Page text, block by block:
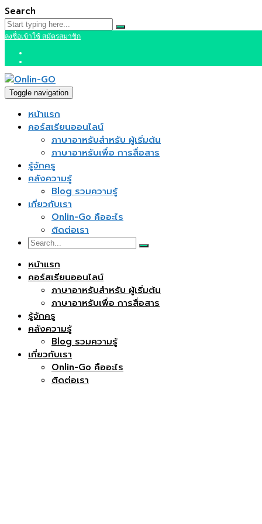
Search
ลงชื่อเข้าใช้ สมัครสมาชิก
Toggle navigation
หน้าแรก
คอร์สเรียนออนไลน์
ภาษาอาหรับสำหรับ ผู้เริ่มต้น
ภาษาอาหรับเพื่อ การสื่อสาร
รู้จักครู
คลังความรู้
Blog รวมความรู้
เกี่ยวกับเรา
Onlin-Go คืออะไร
ติดต่อเรา
หน้าแรก
คอร์สเรียนออนไลน์
ภาษาอาหรับสำหรับ ผู้เริ่มต้น
ภาษาอาหรับเพื่อ การสื่อสาร
รู้จักครู
คลังความรู้
Blog รวมความรู้
เกี่ยวกับเรา
Onlin-Go คืออะไร
ติดต่อเรา